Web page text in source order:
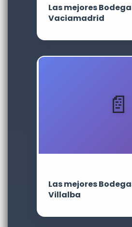
Las mejores
Vaciamadrid
Las mejores
Villalba